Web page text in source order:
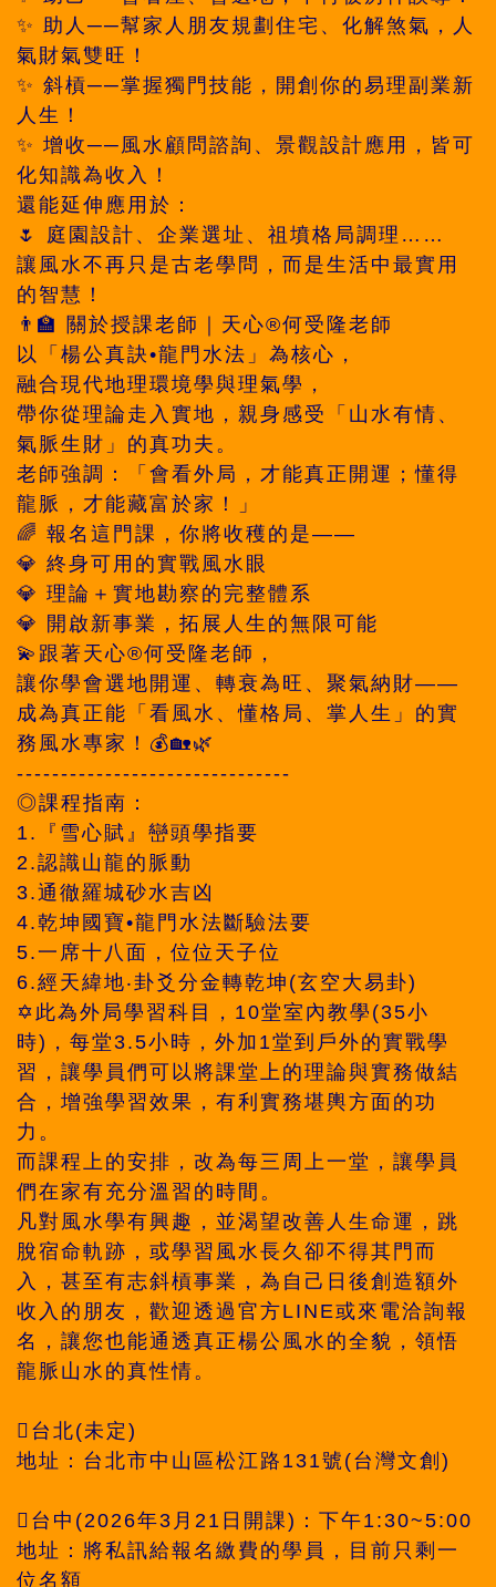
✨ 助人──幫家人朋友規劃住宅、化解煞氣，人
氣財氣雙旺！
✨ 斜槓──掌握獨門技能，開創你的易理副業新
人生！
✨ 增收──風水顧問諮詢、景觀設計應用，皆可
化知識為收入！
還能延伸應用於：
🌷 庭園設計、企業選址、祖墳格局調理……
讓風水不再只是古老學問，而是生活中最實用
的智慧！
👨‍🏫 關於授課老師｜天心®何受隆老師
以「楊公真訣•龍門水法」為核心，
融合現代地理環境學與理氣學，
帶你從理論走入實地，親身感受「山水有情、
氣脈生財」的真功夫。
老師強調：「會看外局，才能真正開運；懂得
龍脈，才能藏富於家！」
🌈 報名這門課，你將收穫的是——
💎 終身可用的實戰風水眼
💎 理論＋實地勘察的完整體系
💎 開啟新事業，拓展人生的無限可能
💫跟著天心®何受隆老師，
讓你學會選地開運、轉衰為旺、聚氣納財——
成為真正能「看風水、懂格局、掌人生」的實
務風水專家！💰🏡🌿
-------------------------------
◎課程指南：
1.『雪心賦』巒頭學指要
2.認識山龍的脈動
3.通徹羅城砂水吉凶
4.乾坤國寶•龍門水法斷驗法要
5.一席十八面，位位天子位
6.經天緯地‧卦爻分金轉乾坤(玄空大易卦)
✡️此為外局學習科目，10堂室內教學(35小
時)，每堂3.5小時，外加1堂到戶外的實戰學
習，讓學員們可以將課堂上的理論與實務做結
合，增強學習效果，有利實務堪輿方面的功
力。
而課程上的安排，改為每三周上一堂，讓學員
們在家有充分溫習的時間。
凡對風水學有興趣，並渴望改善人生命運，跳
脫宿命軌跡，或學習風水長久卻不得其門而
入，甚至有志斜槓事業，為自己日後創造額外
收入的朋友，歡迎透過官方LINE或來電洽詢報
名，讓您也能通透真正楊公風水的全貌，領悟
龍脈山水的真性情。
台北(未定)
地址：台北市中山區松江路131號(台灣文創)
台中(2026年3月21日開課)：下午1:30~5:00
地址：將私訊給報名繳費的學員，目前只剩一
位名額